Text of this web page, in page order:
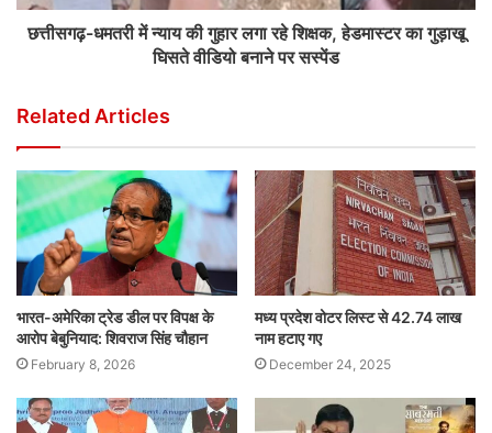
छत्तीसगढ़-धमतरी में न्याय की गुहार लगा रहे शिक्षक, हेडमास्टर का गुड़ाखू
घिसते वीडियो बनाने पर सस्पेंड
Related Articles
भारत-अमेरिका ट्रेड डील पर विपक्ष के
आरोप बेबुनियाद: शिवराज सिंह चौहान
February 8, 2026
मध्य प्रदेश वोटर लिस्ट से 42.74 लाख
नाम हटाए गए
December 24, 2025